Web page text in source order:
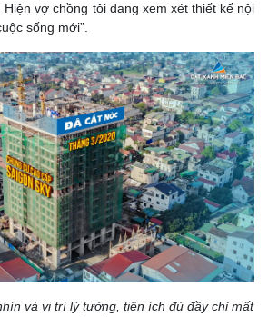
Hiện vợ chồng tôi đang xem xét thiết kế nội
sống mới”.
và vị trí lý tưởng, tiện ích đủ đầy chỉ mất